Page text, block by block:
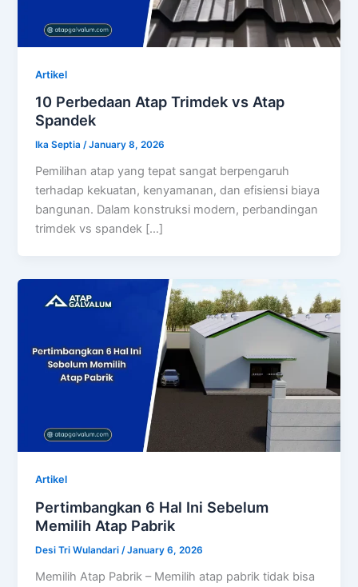
Artikel
10 Perbedaan Atap Trimdek vs Atap
Spandek
Ika Septia/January 8, 2026
Pemilihan atap yang tepat sangat berpengaruh
terhadap kekuatan, kenyamanan, dan efisiensi biaya
bangunan. Dalam konstruksi modern, perbandingan
trimdek vs spandek […]
Artikel
Pertimbangkan 6 Hal Ini Sebelum
Memilih Atap Pabrik
Desi Tri Wulandari/January 6, 2026
Memilih Atap Pabrik – Memilih atap pabrik tidak bisa